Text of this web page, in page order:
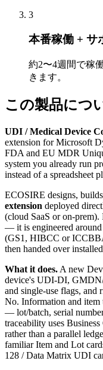
3
本番稼働 + サ
約2〜4週間で稼
きます。
この製品につ
UDI / Medical Device
extension for Microsoft
FDA and EU MDR
system you already run
instead of a spreadsheet
ECOSIRE designs,
extension deployed
(cloud SaaS or on-
— it is engineered around
(GS1, HIBCC or
then handed over
What it does. A new
device's UDI-DI,
and single-use flags, and
No. Information and item
— lot/batch, serial
traceability uses
rather than a parallel
familiar Item and Lot
128 / Data Matrix UDI